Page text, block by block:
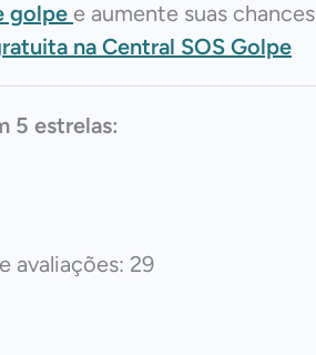
golpe e aumente suas chances
na Central SOS Golpe
5 estrelas:
avaliações: 29